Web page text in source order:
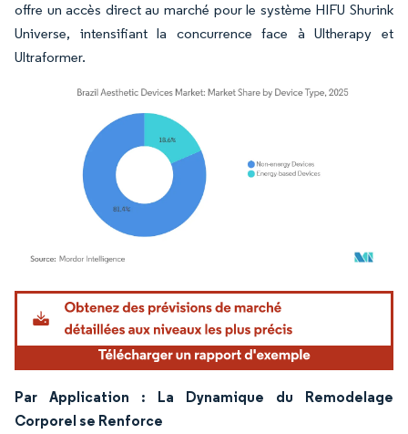
offre un accès direct au marché pour le système HIFU Shurink
Universe, intensifiant la concurrence face à Ultherapy et
Ultraformer.
Image © Mordor Intelligence. La réutilisation nécessite une attribution sous CC BY
Par Application : La Dynamique du Remodelage
Corporel se Renforce